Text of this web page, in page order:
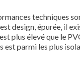
techniques
design, épurée, il
plus élevé que le
est parmi les plus